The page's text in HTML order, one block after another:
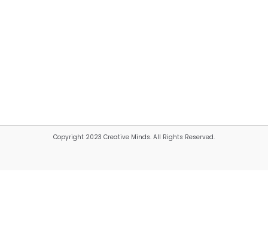
Copyright 2023 Creative Minds. All Rights Reserved.